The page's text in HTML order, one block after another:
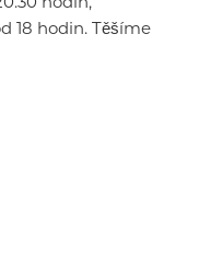
18 hodin. Těšíme